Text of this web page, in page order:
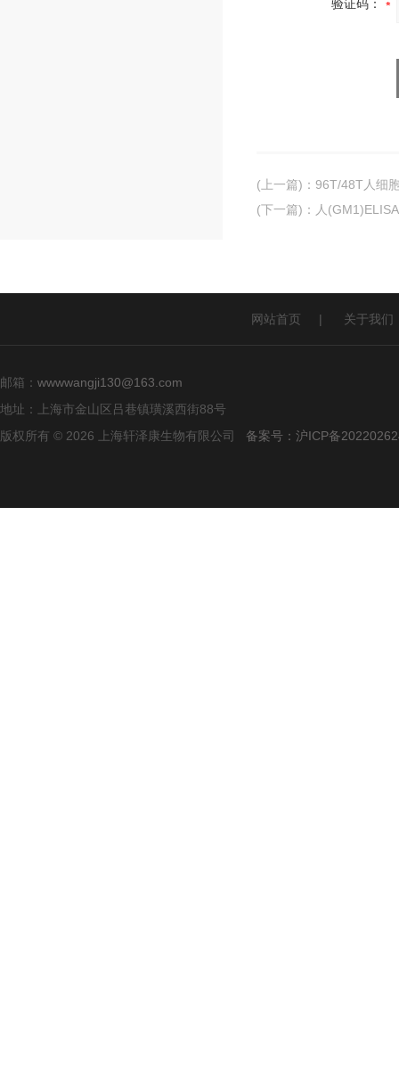
验证码：
(上一篇) ： 96T/48T人细
(下一篇) ： 人
网站首页 | 关于我们
邮箱： wwwwangji130@163.com
地址：上海市金山区吕巷镇璜溪西街88号
版权所有 © 2026 上海轩泽康生物有限公司 备案号：沪ICP备